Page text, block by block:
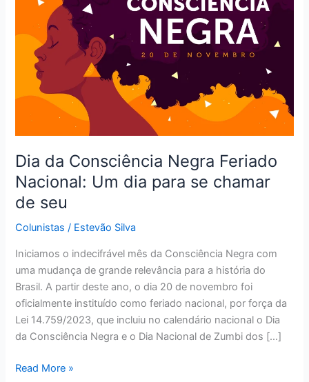
Dia da Consciência Negra Feriado
Nacional: Um dia para se chamar
de seu
Colunistas / Estevão Silva
Iniciamos o indecifrável mês da Consciência Negra com
uma mudança de grande relevância para a história do
Brasil. A partir deste ano, o dia 20 de novembro foi
oficialmente instituído como feriado nacional, por força da
Lei 14.759/2023, que incluiu no calendário nacional o Dia
da Consciência Negra e o Dia Nacional de Zumbi dos […]
Negra
Feriado
Nacional:
de
seu
Read More »